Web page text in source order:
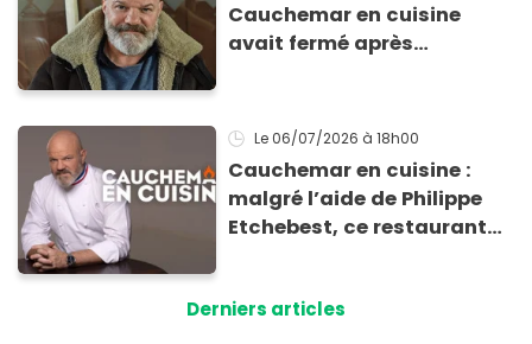
Cauchemar en cuisine
avait fermé après
patron !
Le 06/07/2026 à 18h00
Cauchemar en cuisine :
malgré l’aide de Philippe
Etchebest, ce restaurant
Derniers articles